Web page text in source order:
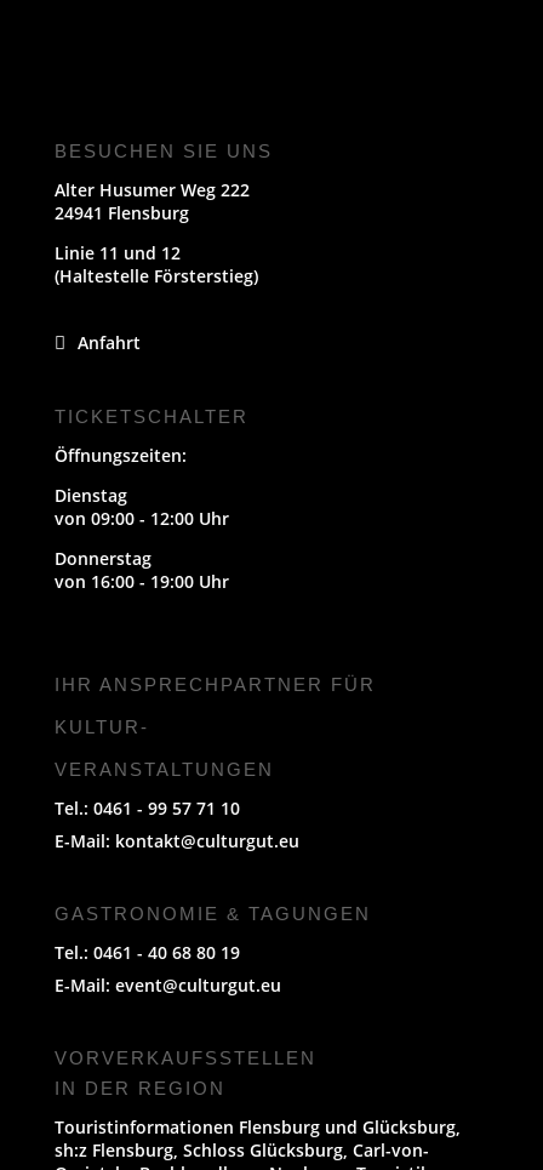
BESUCHEN SIE UNS
Alter Husumer Weg 222
24941 Flensburg
Linie 11 und 12
(Haltestelle Försterstieg)
Anfahrt
TICKETSCHALTER
Öffnungszeiten:
Dienstag
von 09:00 - 12:00 Uhr
Donnerstag
von 16:00 - 19:00 Uhr
IHR ANSPRECHPARTNER FÜR
KULTUR-
VERANSTALTUNGEN
Tel.: 0461 - 99 57 71 10
E-Mail: kontakt@culturgut.eu
GASTRONOMIE & TAGUNGEN
Tel.: 0461 - 40 68 80 19
E-Mail: event@culturgut.eu
VORVERKAUFS­STELLEN
IN DER REGION
Touristinformationen Flensburg und Glücksburg,
sh:z Flensburg, Schloss Glücksburg, Carl-von-